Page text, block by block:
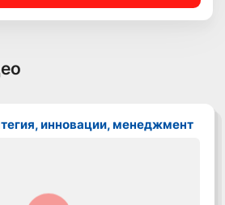
инновации, менеджмент